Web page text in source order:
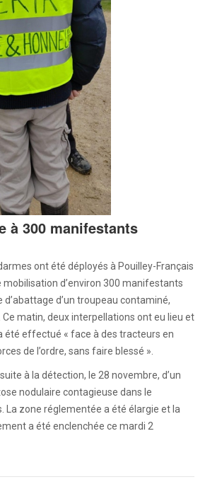
à 300 manifestants
ont été déployés à Pouilley-Français
d’environ 300 manifestants
d’un troupeau contaminé,
matin, deux interpellations ont eu lieu et
été effectué « face à des tracteurs en
de l’ordre, sans faire blessé ».
à la détection, le 28 novembre, d’un
nodulaire contagieuse dans le
La zone réglementée a été élargie et la
a été enclenchée ce mardi 2